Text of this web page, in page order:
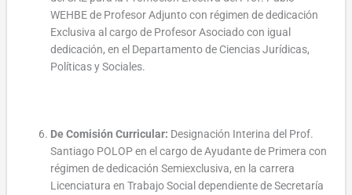
WEHBE de Profesor Adjunto con régimen de dedicación
Exclusiva al cargo de Profesor Asociado con igual
dedicación, en el Departamento de Ciencias Jurídicas,
Políticas y Sociales.
De Comisión Curricular: Designación Interina del Prof.
Santiago POLOP en el cargo de Ayudante de Primera con
régimen de dedicación Semiexclusiva, en la carrera
Licenciatura en Trabajo Social dependiente de Secretaría